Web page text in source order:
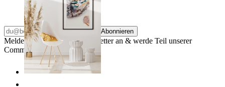
Ab 14,95 €
Abonnieren
Melde dich für unseren Newsletter an & werde Teil unserer
Community